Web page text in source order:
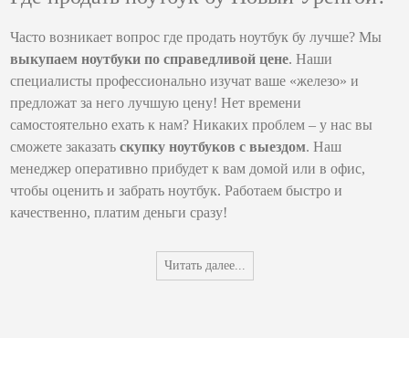
Часто возникает вопрос где продать ноутбук бу лучше? Мы
выкупаем ноутбуки по справедливой цене. Наши
специалисты профессионально изучат ваше «железо» и
предложат за него лучшую цену! Нет времени
самостоятельно ехать к нам? Никаких проблем – у нас вы
сможете заказатьскупку ноутбуков с выездом. Наш
менеджер оперативно прибудет к вам домой или в офис,
чтобы оценить и забрать ноутбук. Работаем быстро и
качественно, платим деньги сразу!
Читать далее...